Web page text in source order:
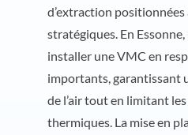
d’extraction
stratégiques. En
installer une VMC en
importants, garantissant
de l’air tout en limitant
thermiques. La mise en